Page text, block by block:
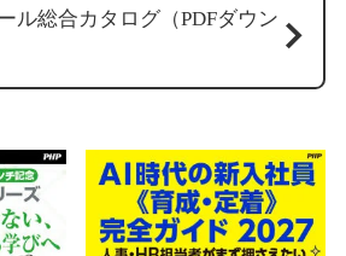
ル総合カタログ（PDFダウン